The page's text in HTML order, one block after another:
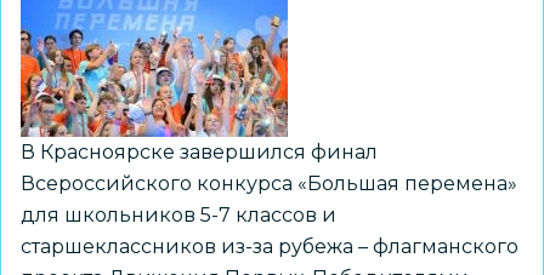
Северном
полюсе
В Красноярске завершился финал
Всероссийского конкурса «Большая перемена»
для школьников 5-7 классов и
старшеклассников из-за рубежа – флагманского